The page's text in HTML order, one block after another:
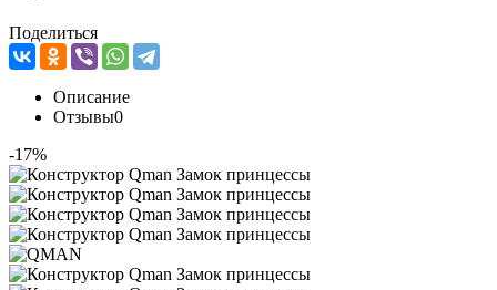
Поделиться
Описание
Отзывы0
-17%